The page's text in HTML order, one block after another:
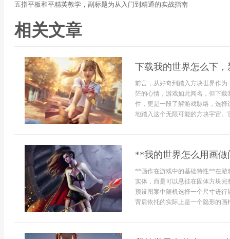
五指平板和平精英教学，副标题为从入门到精通的实战指南
相关文章
下载我的世界怎么下
前言，从好奇到踏入方块世界作
茫的心情，游戏如此闻名，但下
件，更是一段了解游戏脉络，选
地踏入这个无限可能的方块宇宙
**我的世界怎么用画
**画作在游戏中的基础特性**在游
实体，而是可以悬挂在固体方块
预设图案中随机选择一个尺寸进
背后依托的实际上是一个隐形的